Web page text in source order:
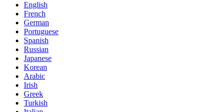
English
French
German
Portuguese
Spanish
Russian
Japanese
Korean
Arabic
Irish
Greek
Turkish